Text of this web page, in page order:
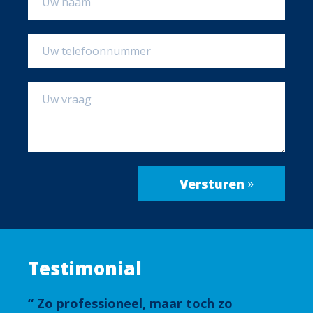
Testimonial
Zo professioneel, maar toch zo